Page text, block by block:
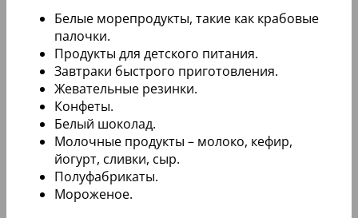
Белые морепродукты, такие как крабовые
палочки.
Продукты для детского питания.
Завтраки быстрого приготовления.
Жевательные резинки.
Конфеты.
Белый шоколад.
Молочные продукты – молоко, кефир,
йогурт, сливки, сыр.
Полуфабрикаты.
Мороженое.